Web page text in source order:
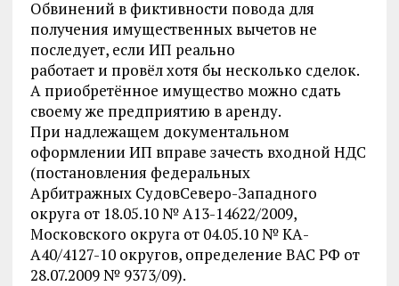
Обвинений в фиктивности повода для
получения имущественных вычетов не
последует, если ИП реально
работает и провёл хотя бы несколько сделок.
А приобретённое имущество можно сдать
своему же предприятию в аренду.
При надлежащем документальном
оформлении ИП вправе зачесть входной НДС
(постановления федеральных
Арбитражных СудовСеверо-Западного
округа от 18.05.10 № А13-14622/2009,
Московского округа от 04.05.10 № КА-
А40/4127-10 округов, определение ВАС РФ от
28.07.2009 № 9373/09).